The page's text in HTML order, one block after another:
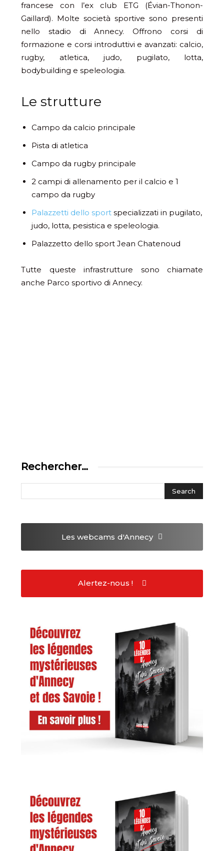
francese con l’ex club ETG (Évian-Thonon-
Gaillard). Molte società sportive sono presenti
nello stadio di Annecy. Offrono corsi di
formazione e corsi introduttivi e avanzati: calcio,
rugby, atletica, judo, pugilato, lotta,
bodybuilding e speleologia.
Le strutture
Campo da calcio principale
Pista di atletica
Campo da rugby principale
2 campi di allenamento per il calcio e 1
campo da rugby
Palazzetti dello sport specializzati in pugilato,
judo, lotta, pesistica e speleologia.
Palazzetto dello sport Jean Chatenoud
Tutte queste infrastrutture sono chiamate
anche Parco sportivo di Annecy.
Rechercher…
Les webcams d'Annecy
Alertez-nous !